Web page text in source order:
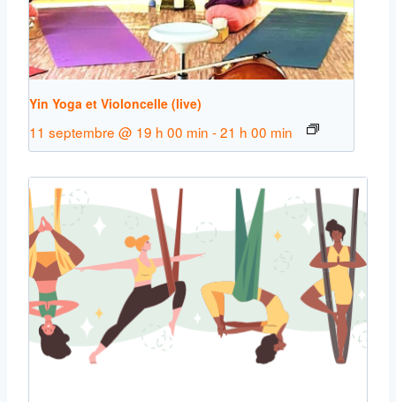
Yin Yoga et Violoncelle (live)
11 septembre @ 19 h 00 min -21 h 00 min